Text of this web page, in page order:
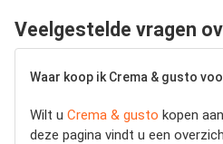
Veelgestelde vragen
Waar koop ik Crema & gusto
Wilt u Crema & gusto kopen
deze pagina vindt u een